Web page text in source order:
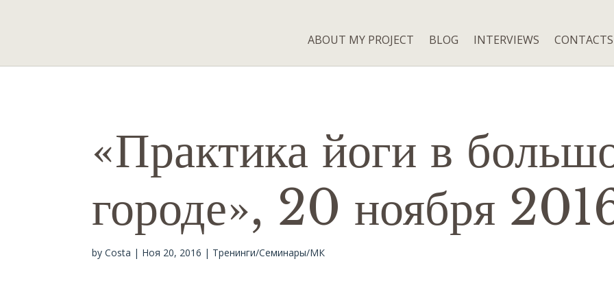
ABOUT MY PROJECT BLOG INTERVIEWS CONTACTS
«Практика йоги в
городе», 20 ноября
byCosta | Ноя 20, 2016 | Тренинги/Семинары/МК